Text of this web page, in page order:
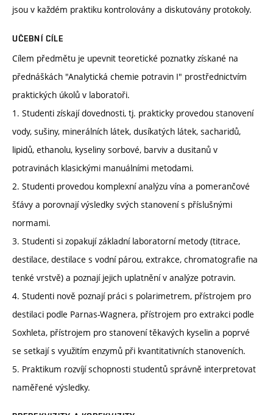
jsou v každém praktiku kontrolovány a diskutovány protokoly.
UČEBNÍ CÍLE
Cílem předmětu je upevnit teoretické poznatky získané na
přednáškách "Analytická chemie potravin I" prostřednictvím
praktických úkolů v laboratoři.
1. Studenti získají dovednosti, tj. prakticky provedou stanovení
vody, sušiny, minerálních látek, dusíkatých látek, sacharidů,
lipidů, ethanolu, kyseliny sorbové, barviv a dusitanů v
potravinách klasickými manuálními metodami.
2. Studenti provedou komplexní analýzu vína a pomerančové
šťávy a porovnají výsledky svých stanovení s příslušnými
normami.
3. Studenti si zopakují základní laboratorní metody (titrace,
destilace, destilace s vodní párou, extrakce, chromatografie na
tenké vrstvě) a poznají jejich uplatnění v analýze potravin.
4. Studenti nově poznají práci s polarimetrem, přístrojem pro
destilaci podle Parnas-Wagnera, přístrojem pro extrakci podle
Soxhleta, přístrojem pro stanovení těkavých kyselin a poprvé
se setkají s využitím enzymů při kvantitativních stanoveních.
5. Praktikum rozvíjí schopnosti studentů správně interpretovat
naměřené výsledky.